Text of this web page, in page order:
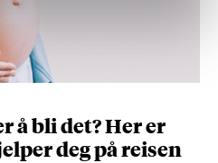
å bli det? Her er
deg på reisen